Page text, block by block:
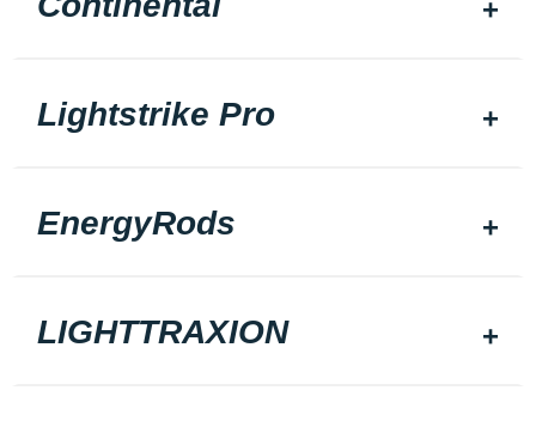
Lightstrike Pro
EnergyRods
LIGHTTRAXION